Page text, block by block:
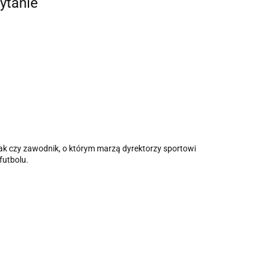
czy zawodnik, o którym marzą dyrektorzy sportowi